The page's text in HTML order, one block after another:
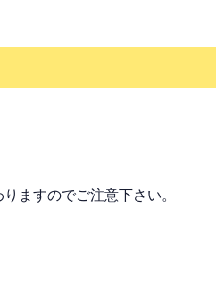
ますのでご注意下さい。